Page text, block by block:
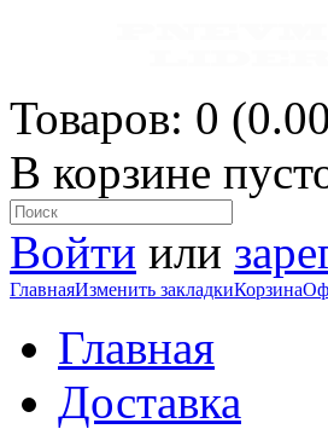
Товаров: 0
В корзине
Войти или
ГлавнаяИзменить закладкиКорзина
Главная
Доставка